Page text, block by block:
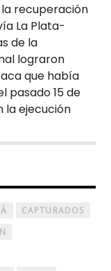
recuperación
La Plata-
de la
lograron
que había
pasado 15 de
la ejecución
CAPTURADOS